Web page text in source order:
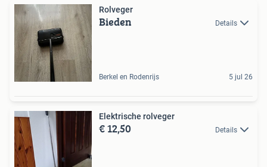
Rolveger
Bieden Details
Berkel en Rodenrijs 5 jul 26
Elektrische rolveger
€ 12,50 Details